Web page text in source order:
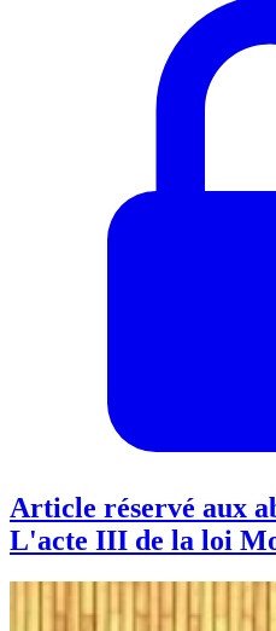
Article réservé aux
L'acte III de la loi